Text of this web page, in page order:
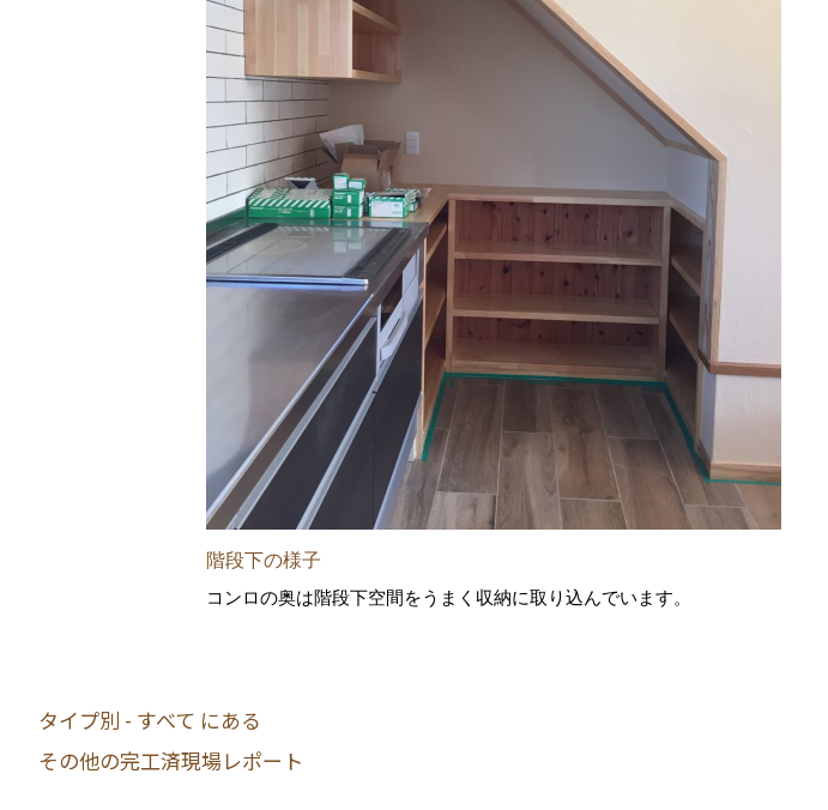
階段下の様子
コンロの奥は階段下空間をうまく収納に取り込んでいます。
タイプ別 - すべて にある
その他の完工済現場レポート